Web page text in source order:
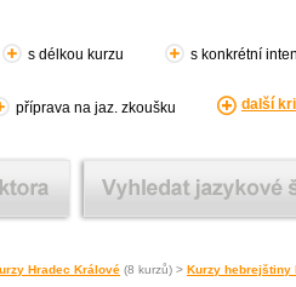
s délkou kurzu s konkrétní
příprava na jaz. zkoušku další
Hradec Králové (8 kurzů) > Kurzy hebrejštiny